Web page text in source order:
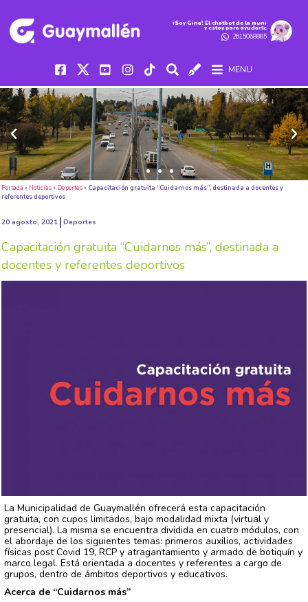
iSoy Gina! El chatbot de la muni
y estoy para ayudarte
2615068885
MENU
Portada » Noticias» Deportes» Capacitación gratuita “Cuidarnos más”, destinada a docentes y
referentes deportivos
20 agosto, 2021 Deportes
Capacitación gratuita “Cuidarnos más”, destinada a
docentes y referentes deportivos
La Municipalidad de Guaymallén ofrecerá esta capacitación
gratuita, con cupos limitados, bajo modalidad mixta (virtual y
presencial). La misma se encuentra dividida en cuatro módulos, con
el abordaje de los siguientes temas: primeros auxilios, actividades
físicas post Covid 19, RCP y atragantamiento y armado de botiquín y
marco legal. Está orientada a docentes y referentes a cargo de
grupos, dentro de ámbitos deportivos y educativos.
Acerca de “Cuidarnos más”